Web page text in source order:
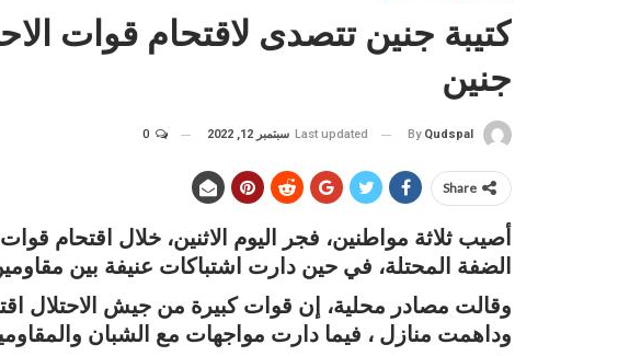
كتيبة جنين تتصدى لاقتحام قوات
جنين
By Qudspal
Last updated سبتمبر 12, 2022
Share
أصيب ثلاثة مواطنين، فجر اليوم الاثنين، خلال اقتحام
الضفة المحتلة، في حين دارت اشتباكات عنيفة بين
وقالت مصادر محلية، إن قوات كبيرة من جيش الاحتلال
وداهمت منازل ، فيما دارت مواجهات مع الشبان